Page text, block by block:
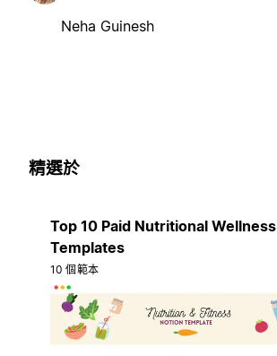
Neha Guinesh
精選於
Top 10 Paid Nutritional Wellness
Templates
10 個範本